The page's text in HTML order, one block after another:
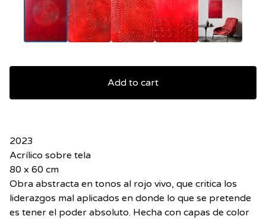
Add to cart
2023
Acrílico sobre tela
80 x 60 cm
Obra abstracta en tonos al rojo vivo, que critica los
liderazgos mal aplicados en donde lo que se pretende
es tener el poder absoluto. Hecha con capas de color